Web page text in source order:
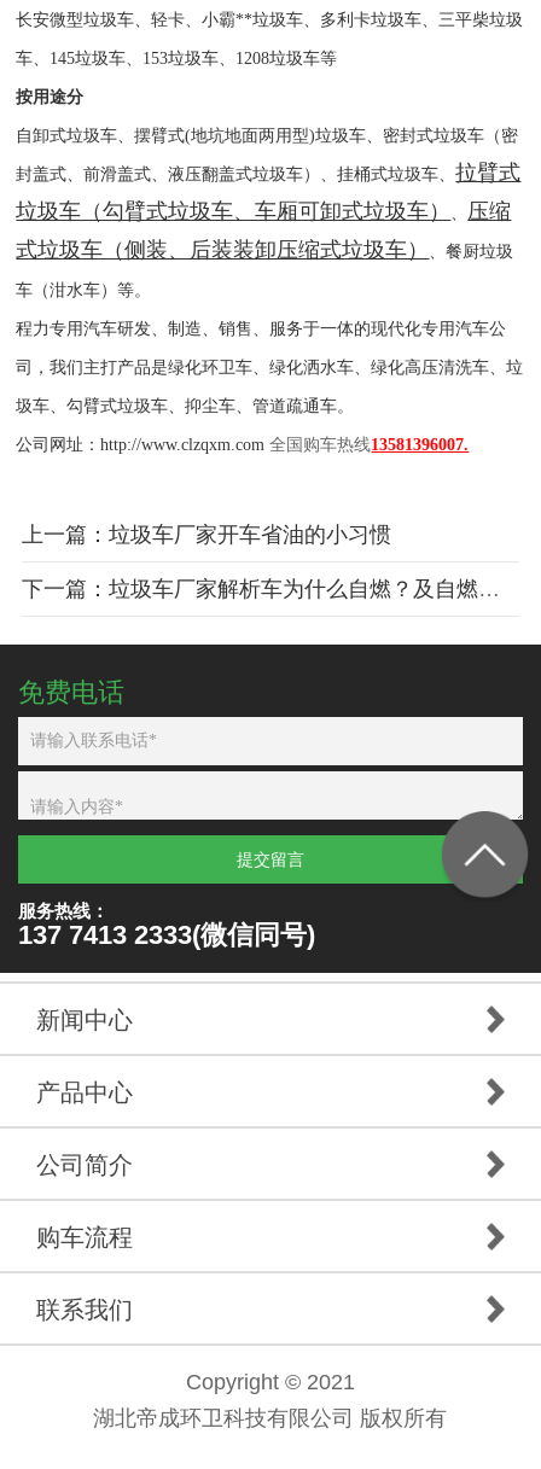
长安微型垃圾车、轻卡、小霸**垃圾车、多利卡垃圾车、三平柴垃圾
车、 145垃圾车、 153垃圾车、 1208垃圾车等
按用途分
自卸式垃圾车、摆臂式(地坑地面两用型)垃圾车、密封式垃圾车（密
封盖式、前滑盖式、液压翻盖式垃圾车）、挂桶式垃圾车、拉臂式
垃圾车（勾臂式垃圾车、车厢可卸式垃圾车）
压缩
式垃圾车（侧装、后装装卸压缩式垃圾车）
、餐厨垃圾
车（泔水车）等。
程力专用汽车研发、制造、销售、服务于一体的现代化专用汽车公
司，我们主打产品是绿化环卫车、绿化洒水车 、绿化高压清洗车 、垃
圾车 、勾臂式垃圾车 、抑尘车 、管道疏通车。
公司网址：http://www.clzqxm.com 全 国购车热线13581396007.
上一篇：垃圾车厂家开车省油的小习惯
下一篇：垃圾车厂家解析车为什么自燃？及自燃的原因
免费电话
提交留言
服务热线：
137 7413 2333(微信同号)
新闻中心
产品中心
公司简介
购车流程
联系我们
Copyright © 2021
湖北帝成环卫科技有限公司 版权所有